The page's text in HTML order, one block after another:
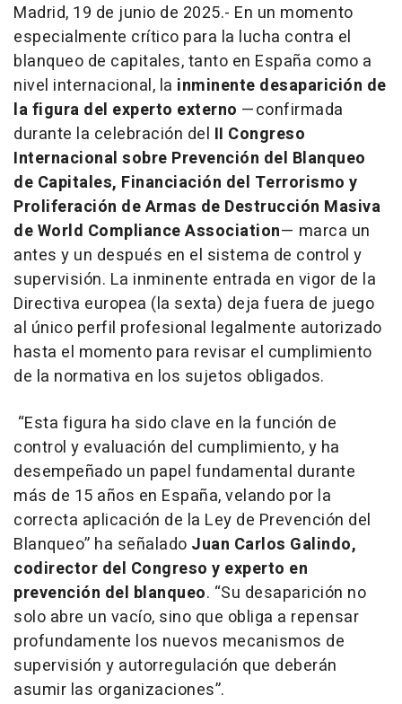
Madrid, 19 de junio de 2025.- En un momento
especialmente crítico para la lucha contra el
blanqueo de capitales, tanto en España como a
nivel internacional, la inminente desaparición de
la figura del experto externo —confirmada
durante la celebración del II Congreso
Internacional sobre Prevención del Blanqueo
de Capitales, Financiación del Terrorismo y
Proliferación de Armas de Destrucción Masiva
de World Compliance Association— marca un
antes y un después en el sistema de control y
supervisión. La inminente entrada en vigor de la
Directiva europea (la sexta) deja fuera de juego
al único perfil profesional legalmente autorizado
hasta el momento para revisar el cumplimiento
de la normativa en los sujetos obligados.
“Esta figura ha sido clave en la función de
control y evaluación del cumplimiento, y ha
desempeñado un papel fundamental durante
más de 15 años en España, velando por la
correcta aplicación de la Ley de Prevención del
Blanqueo” ha señalado Juan Carlos Galindo,
codirector del Congreso y experto en
prevención del blanqueo. “Su desaparición no
solo abre un vacío, sino que obliga a repensar
profundamente los nuevos mecanismos de
supervisión y autorregulación que deberán
asumir las organizaciones”.